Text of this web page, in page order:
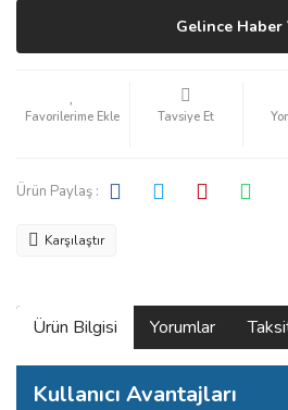
Gelince Haber
Tavsiye Et
Ürün Paylaş :
Karşılaştır
Ürün Bilgisi Yorumlar
Kullanıcı Avantajları